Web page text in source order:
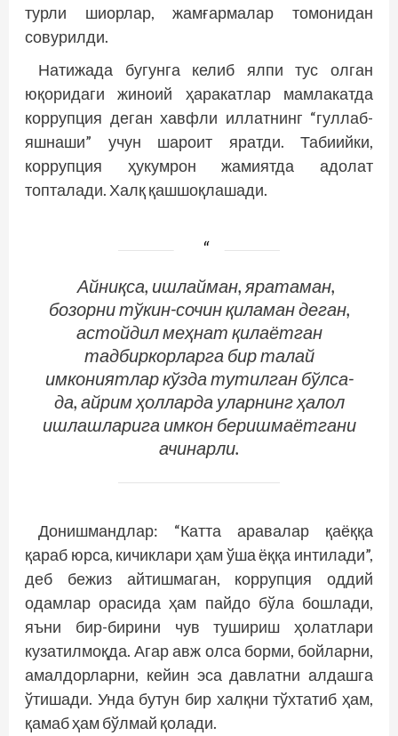
турли шиорлар, жамғармалар томонидан
совурилди.
Натижада бугунга келиб ялпи тус олган
юқоридаги жиноий ҳаракатлар мамлакатда
коррупция деган хавфли иллатнинг “гуллаб-
яшнаши” учун шароит яратди. Табиийки,
коррупция ҳукумрон жамиятда адолат
топталади. Халқ қашшоқлашади.
Айниқса, ишлайман, яратаман,
бозорни тўкин-сочин қиламан деган,
астойдил меҳнат қилаётган
тадбиркорларга бир талай
имкониятлар кўзда тутилган бўлса-
да, айрим ҳолларда уларнинг ҳалол
ишлашларига имкон беришмаётгани
ачинарли.
Донишмандлар: “Катта аравалар қаёққа
қараб юрса, кичиклари ҳам ўша ёққа интилади”,
деб бежиз айтишмаган, коррупция оддий
одамлар орасида ҳам пайдо бўла бошлади,
яъни бир-бирини чув тушириш ҳолатлари
кузатилмоқда. Агар авж олса борми, бойларни,
амалдорларни, кейин эса давлатни алдашга
ўтишади. Унда бутун бир халқни тўхтатиб ҳам,
қамаб ҳам бўлмай қолади.